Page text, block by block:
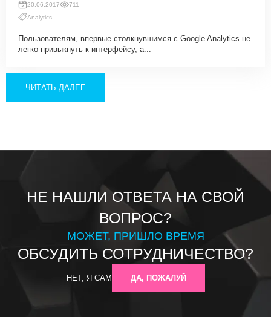
20.06.2017
711
Analytics
Пользователям, впервые столкнувшимся с Google Analytics не
легко привыкнуть к интерфейсу, а...
ЧИТАТЬ ДАЛЕЕ
НЕ НАШЛИ ОТВЕТА НА СВОЙ
ВОПРОС?
МОЖЕТ, ПРИШЛО ВРЕМЯ
ОБСУДИТЬ СОТРУДНИЧЕСТВО?
НЕТ, Я САМ ДА, ПОЖАЛУЙ